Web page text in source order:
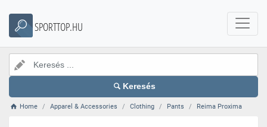
SPORTTOP.HU
Keresés
Home Apparel & Accessories Clothing Pants Reima Proxima